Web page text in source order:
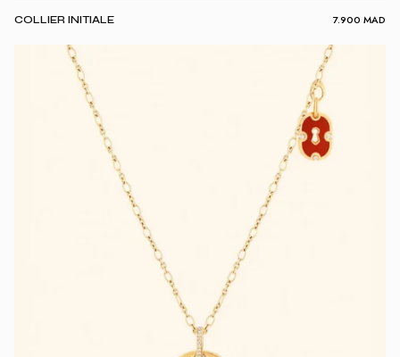
COLLIER INITIALE 7.900 MAD